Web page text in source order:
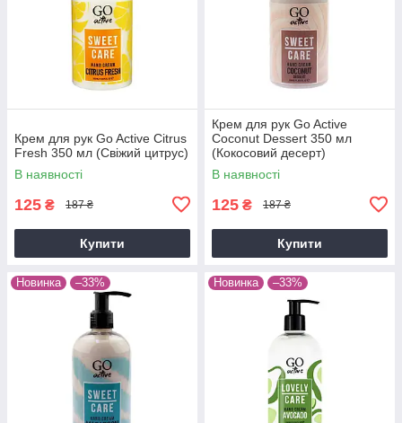
Крем для рук Go Active Citrus
Fresh 350 мл (Свіжий цитрус)
В наявності
125 ₴ 187 ₴
Купити
Крем для рук Go Active
Coconut Dessert 350 мл
(Кокосовий десерт)
В наявності
125 ₴ 187 ₴
Купити
Новинка –33% Новинка –33%